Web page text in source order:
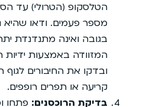
הטלסקופ (הטרולי) עד
מספר פעמים. ודאו
בגובה ואינה מתנדנדת
המזוודה באמצעות ידיות
ובדקו את החיבורים לגוף
קריעה או תפרים רופפים.
בדיקת הרוכסנים: פתחו